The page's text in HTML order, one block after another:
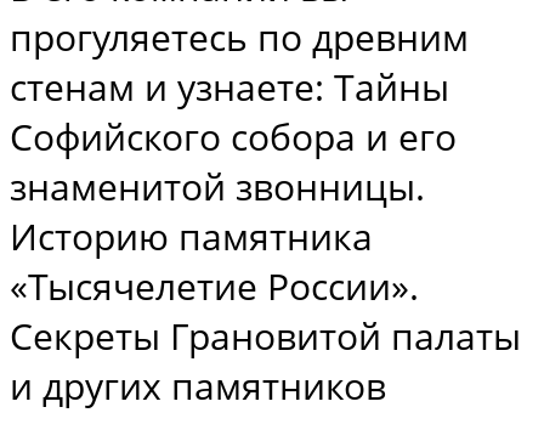
прогуляетесь по древним
стенам и узнаете: Тайны
Софийского собора и его
знаменитой звонницы.
Историю памятника
«Тысячелетие России».
Секреты Грановитой палаты
и других памятников